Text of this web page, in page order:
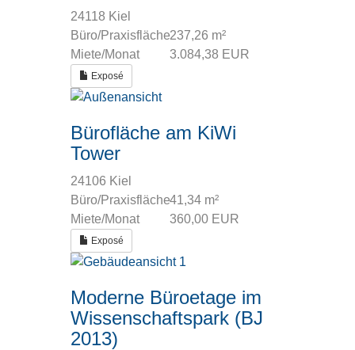
24118 Kiel
Büro/Praxisfläche237,26 m²
Miete/Monat
3.084,38 EUR
Exposé
Bürofläche am KiWi
Tower
24106 Kiel
Büro/Praxisfläche41,34 m²
Miete/Monat
360,00 EUR
Exposé
Moderne Büroetage im
Wissenschaftspark (BJ
2013)